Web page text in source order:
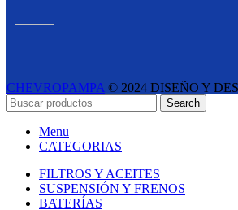
CHEVROPAMPA © 2024 DISEÑO Y
ESTUDIO LIPINA
- E-COMMERCE
Search
Menu
CATEGORIAS
FILTROS Y ACEITES
SUSPENSIÓN Y FRENOS
BATERÍAS